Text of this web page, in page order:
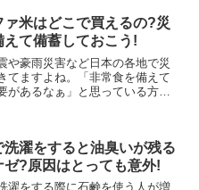
。上手にミルクを卒業できるよ
ましょう!【月...
ァ米はどこで買えるの?災
えて備蓄しておこう!
や豪雨災害など日本の各地で災
てますよね。「非常食を備えて
があるなぁ」と思っている方は
も調べました!ア...
洗濯をすると油臭いが残る
ゼ?原因はとっても意外!
濯をする際に石鹸を使う人が増